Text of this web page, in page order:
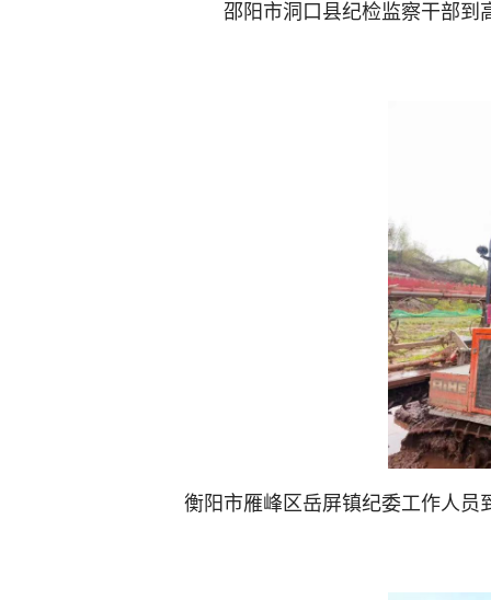
邵阳市洞口县纪检监察干部到
衡阳市雁峰区岳屏镇纪委工作人员